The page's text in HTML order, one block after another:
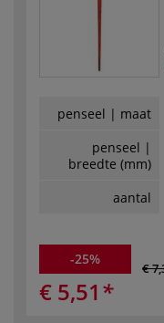
penseel | maat
penseel |
breedte (mm)
aantal
-25%
€
€ 5,51